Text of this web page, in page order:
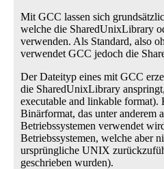
Mit GCC lassen sich
welche die SharedUnixLibrary
verwenden. Als Standard, also
verwendet GCC jedoch die
Der Dateityp eines mit GCC
die SharedUnixLibrary
executable and linkable format).
Binärformat, das unter anderem
Betriebssystemen verwendet
Betriebssystemen, welche aber
ursprüngliche UNIX
geschrieben wurden).